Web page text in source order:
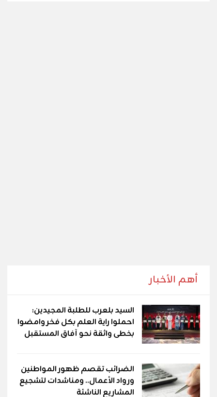
أهم الأخبار
السيد بلعرب للطلبة المجيدين:
احملوا راية العلم بكل فخر وامضوا
بخطى واثقة نحو آفاق المستقبل
الضرائب تقصم ظهور المواطنين
ورواد الأعمال.. ومناشدات لتشجيع
المشاريع الناشئة